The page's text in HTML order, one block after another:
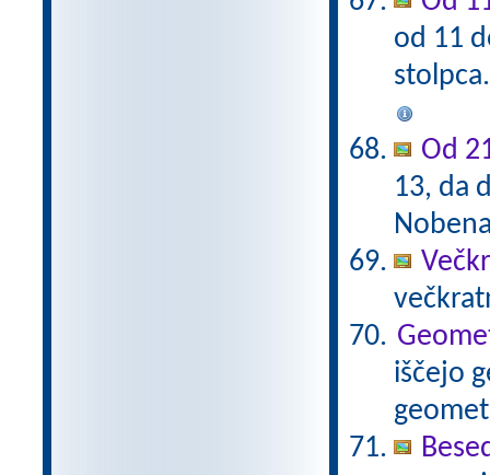
od 11
Od
13, da
iščejo